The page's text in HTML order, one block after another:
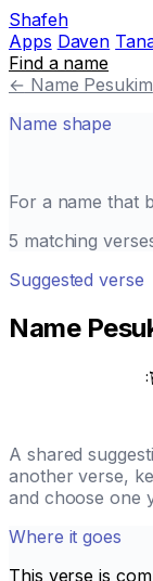
Shafeh
Apps Daven
Find a name
← Name Pesukim
Name shape
For a name that
5 matching
Suggested verse
A shared
another verse,
and choose one
Where it goes
This verse is